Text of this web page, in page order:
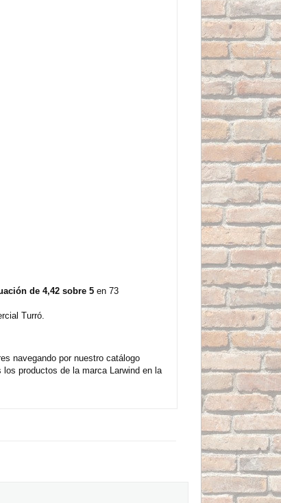
de 4,42 sobre 5 en 73
Turró.
navegando por nuestro catálogo
productos de la marca Larwind en la